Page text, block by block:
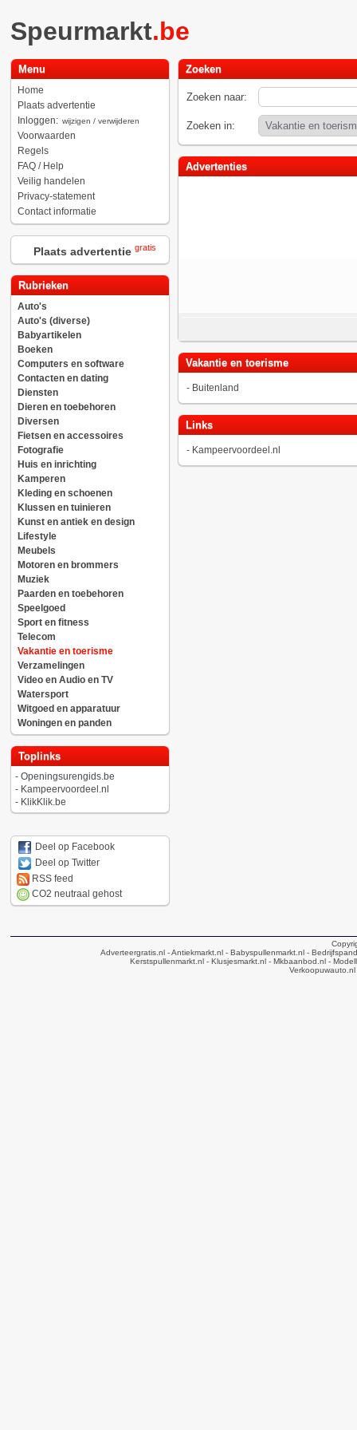
Speurmarkt.be
Menu
Home
Plaats advertentie
Inloggen: wijzigen / verwijderen
Voorwaarden
Regels
FAQ / Help
Veilig handelen
Privacy-statement
Contact informatie
Plaats advertentie gratis
Rubrieken
Auto's
Auto's (diverse)
Babyartikelen
Boeken
Computers en software
Contacten en dating
Diensten
Dieren en toebehoren
Diversen
Fietsen en accessoires
Fotografie
Huis en inrichting
Kamperen
Kleding en schoenen
Klussen en tuinieren
Kunst en antiek en design
Lifestyle
Meubels
Motoren en brommers
Muziek
Paarden en toebehoren
Speelgoed
Sport en fitness
Telecom
Vakantie en toerisme
Verzamelingen
Video en Audio en TV
Watersport
Witgoed en apparatuur
Woningen en panden
Toplinks
- Openingsurengids.be
- Kampeervoordeel.nl
- KlikKlik.be
Deel op Facebook
Deel op Twitter
RSS feed
CO2 neutraal gehost
Zoeken
Zoeken naar:
Zoeken in:
Advertenties
Vakantie en toerisme
- Buitenland
Links
- Kampeervoordeel.nl
Adverteergratis.nl - Antiekmarkt.nl - Babyspullenmarkt.nl -
Kerstspullenmarkt.nl - Klusjesmarkt.nl - Mkbaanbod.nl -
Verkoopuwauto.nl